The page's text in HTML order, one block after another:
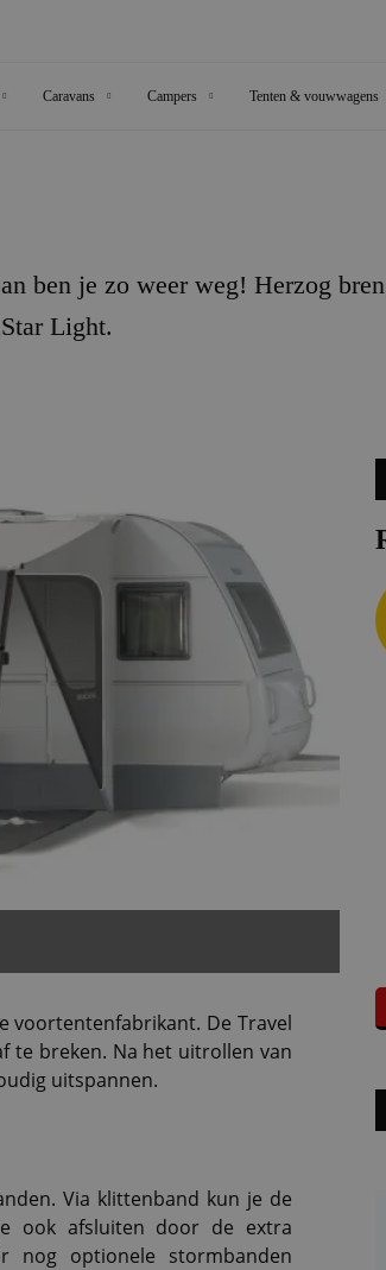
Caravans Campers Tenten & vouwwagens
ben je zo weer weg! Herzog
Light.
voortentenfabrikant. De Travel
te breken. Na het uitrollen van
uitspannen.
Via klittenband kun je de
ook afsluiten door de extra
nog optionele stormbanden